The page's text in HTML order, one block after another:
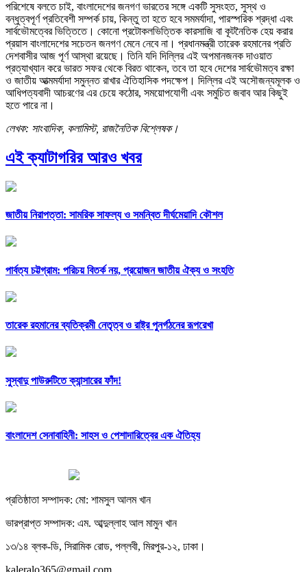
পরিশেষে বলতে চাই, বাংলাদেশের জনগণ ভারতের সঙ্গে একটি সুসংহত, সুস্থ ও
বন্ধুত্বপূর্ণ প্রতিবেশী সম্পর্ক চায়, কিন্তু তা হতে হবে সমমর্যাদা, পারস্পরিক শ্রদ্ধা এবং
সার্বভৌমত্বের ভিত্তিতে। কোনো প্রটোকলভিত্তিক কারসাজি বা কূটনৈতিক হেয় করার
প্রয়াস বাংলাদেশের সচেতন জনগণ মেনে নেবে না। প্রধানমন্ত্রী তারেক রহমানের প্রতি
দেশবাসীর আজ পূর্ণ আস্থা রয়েছে। তিনি যদি দিল্লির এই অপমানজনক দাওয়াত
প্রত্যাখ্যান করে ভারত সফর থেকে বিরত থাকেন, তবে তা হবে দেশের সার্বভৌমত্ব রক্ষা
ও জাতীয় আত্মমর্যাদা সমুন্নত রাখার ঐতিহাসিক পদক্ষেপ। দিল্লির এই অসৌজন্যমূলক ও
আধিপত্যবাদী আচরণের এর চেয়ে কঠোর, সময়োপযোগী এবং সমুচিত জবাব আর কিছুই
হতে পারে না।
লেখক: সাংবাদিক, কলামিস্ট, রাজনৈতিক বিশ্লেষক।
এই ক্যাটাগরির আরও খবর
জাতীয় নিরাপত্তা: সামরিক সাফল্য ও সমন্বিত দীর্ঘমেয়াদি কৌশল
পার্বত্য চট্টগ্রাম: পরিচয় বিতর্ক নয়, প্রয়োজন জাতীয় ঐক্য ও সংহতি
তারেক রহমানের ব্যতিক্রমী নেতৃত্ব ও রাষ্ট্র পুনর্গঠনের রূপরেখা
সুস্বাদু পাউরুটিতে ক্যান্সারের ফাঁদ!
বাংলাদেশ সেনাবাহিনী: সাহস ও পেশাদারিত্বের এক ঐতিহ্য
প্রতিষ্ঠাতা সম্পাদক: মো: শামসুল আলম খান
ভারপ্রাপ্ত সম্পাদক: এম. আব্দুল্লাহ আল মামুন খান
১৩/১৪ ব্লক-ডি, সিরামিক রোড, পল্লবী, মিরপুর-১২, ঢাকা।
kaleralo365@gmail.com